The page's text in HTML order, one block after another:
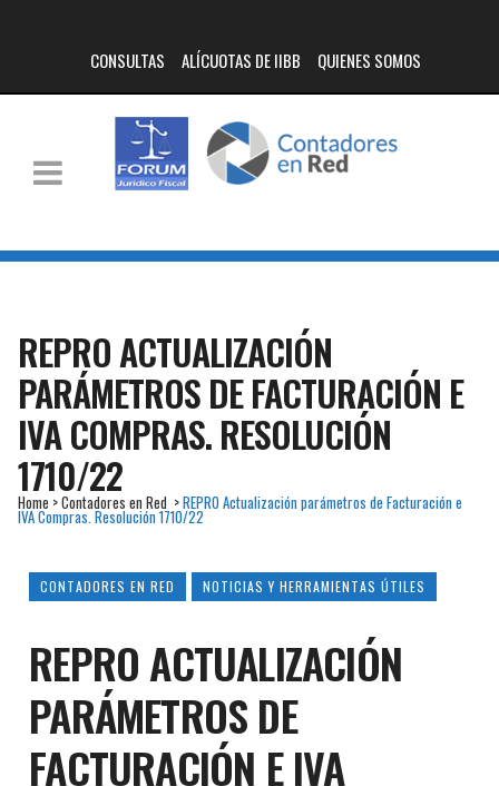
CONSULTAS ALÍCUOTAS DE IIBB QUIENES SOMOS
REPRO ACTUALIZACIÓN
PARÁMETROS DE FACTURACIÓN E
IVA COMPRAS. RESOLUCIÓN
1710/22
Home >Contadores en Red >REPRO Actualización parámetros de Facturación e
IVA Compras. Resolución 1710/22
CONTADORES EN RED NOTICIAS Y HERRAMIENTAS ÚTILES
REPRO ACTUALIZACIÓN
PARÁMETROS DE
FACTURACIÓN E IVA